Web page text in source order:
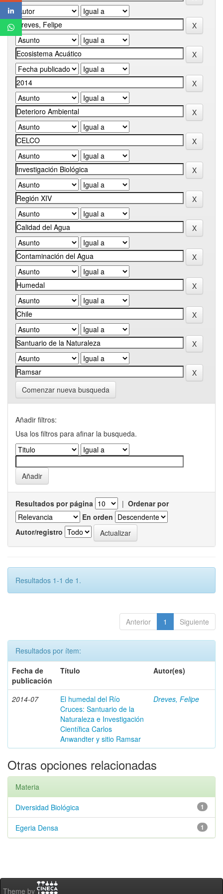
Comenzar nueva busqueda
Añadir filtros:
Usa los filtros para afinar la busqueda.
Resultados por página | Ordenar por
En orden
Autor/registro
Resultados 1-1 de 1.
Anterior 1 Siguiente
Resultados por ítem:
Fecha de
publicación
Título Autor(es)
2014-07
El humedal del Río
Cruces: Santuario de la
Naturaleza e Investigación
Científica Carlos
Anwandter y sitio Ramsar
Dreves, Felipe
Otras opciones relacionadas
Materia
1
Diversidad Biológica
1
Egeria Densa
Theme by